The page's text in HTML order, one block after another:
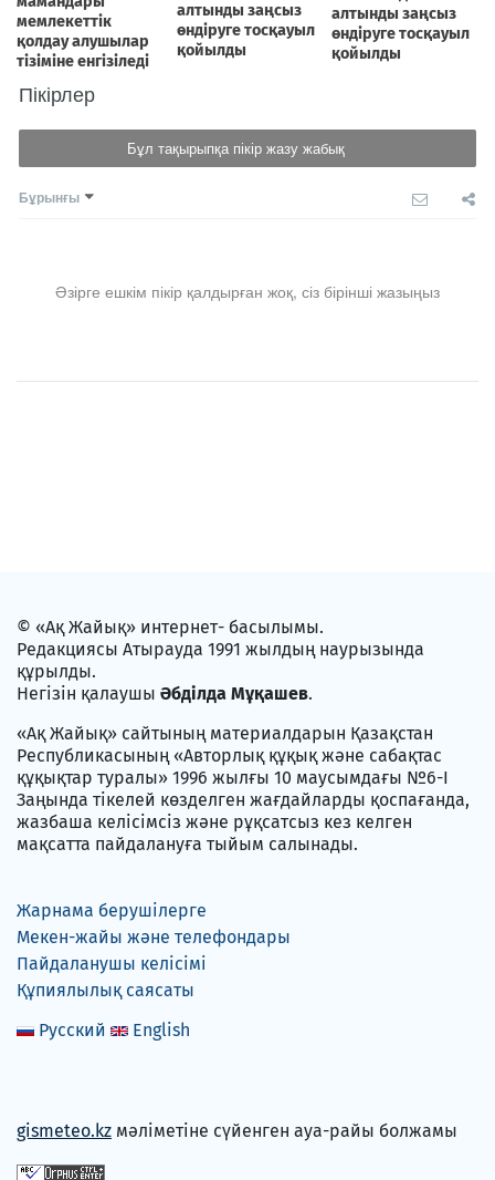
Пікірлер
Бұл тақырыпқа пікір жазу жабық
Бұрынғы
Әзірге ешкім пікір қалдырған жоқ, сіз бірінші жазыңыз
© «Ақ Жайық» интернет- басылымы.
Редакциясы Атырауда 1991 жылдың наурызында
құрылды.
Негізін қалаушы Әбділда Мұқашев.
«Ақ Жайық» сайтының материалдарын Қазақстан
Республикасының «Авторлық құқық және сабақтас
құқықтар туралы» 1996 жылғы 10 маусымдағы №6-I
Заңында тікелей көзделген жағдайларды қоспағанда,
жазбаша келісімсіз және рұқсатсыз кез келген
мақсатта пайдалануға тыйым салынады.
Жарнама берушілерге
Мекен-жайы және телефондары
Пайдаланушы келісімі
Құпиялылық саясаты
Русский
English
gismeteo.kz мәліметіне сүйенген ауа-райы болжамы